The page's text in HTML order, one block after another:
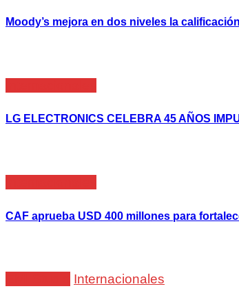
Moody’s mejora en dos niveles la
LG ELECTRONICS CELEBRA 45 AÑOS
CAF aprueba USD 400 millones para
Internacionales